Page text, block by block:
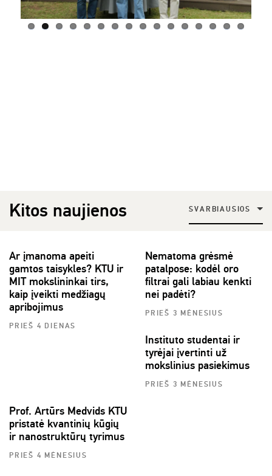
Kitos naujienos SVARBIAUSIOS
Ar įmanoma apeiti
gamtos taisykles? KTU ir
MIT mokslininkai tirs,
kaip įveikti medžiagų
apribojimus
PRIEŠ 4 DIENAS
Nematoma grėsmė
patalpose: kodėl oro
filtrai gali labiau kenkti
nei padėti?
PRIEŠ 3 MĖNESIUS
Instituto studentai ir
tyrėjai įvertinti už
mokslinius pasiekimus
PRIEŠ 3 MĖNESIUS
Prof. Artūrs Medvids KTU
pristatė kvantinių kūgių
ir nanostruktūrų tyrimus
PRIEŠ 4 MĖNESIUS